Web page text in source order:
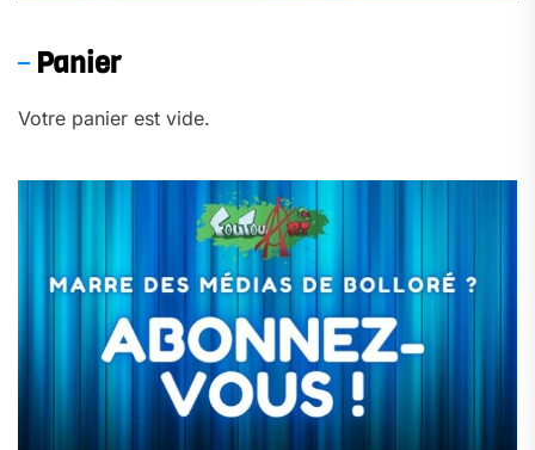
Panier
Votre panier est vide.